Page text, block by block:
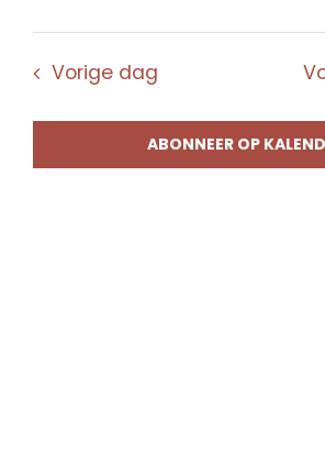
Vorige dag
ABONNEER OP